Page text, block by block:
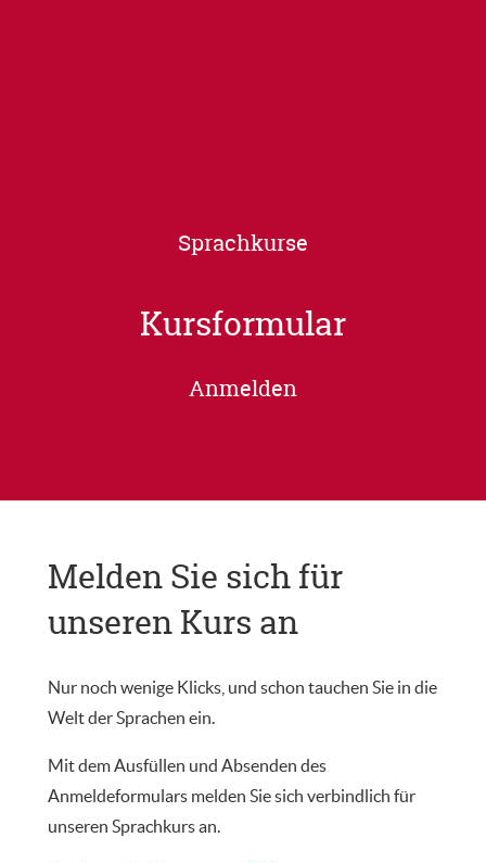
Sprachkurse
Kursformular
Anmelden
Melden Sie sich für
unseren Kurs an
Nur noch wenige Klicks, und schon tauchen Sie in die
Welt der Sprachen ein.
Mit dem Ausfüllen und Absenden des
Anmeldeformulars melden Sie sich verbindlich für
unseren Sprachkurs an.